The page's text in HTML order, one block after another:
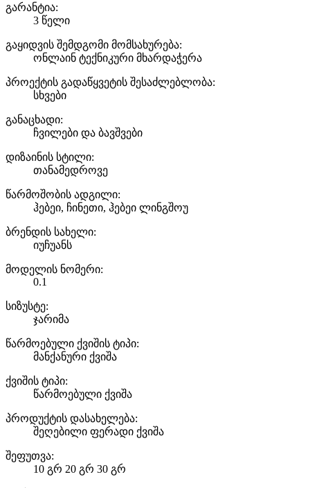
გარანტია:
3 წელი
გაყიდვის შემდგომი მომსახურება:
ონლაინ ტექნიკური მხარდაჭერა
პროექტის გადაწყვეტის შესაძლებლობა:
სხვები
განაცხადი:
ჩვილები და ბავშვები
დიზაინის სტილი:
თანამედროვე
წარმოშობის ადგილი:
ჰებეი, ჩინეთი, ჰებეი ლინგშოუ
ბრენდის სახელი:
იუჩუანს
მოდელის ნომერი:
0.1
სიზუსტე:
ჯარიმა
წარმოებული ქვიშის ტიპი:
მანქანური ქვიშა
ქვიშის ტიპი:
წარმოებული ქვიშა
პროდუქტის დასახელება:
შეღებილი ფერადი ქვიშა
შეფუთვა:
10 გრ 20 გრ 30 გრ